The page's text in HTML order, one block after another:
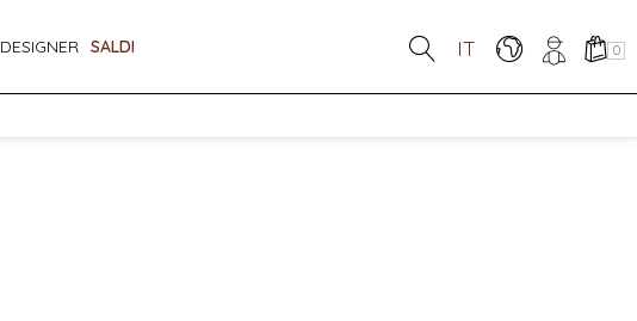
IT 0
DESIGNER SALDI